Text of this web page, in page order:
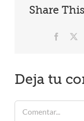
Share
Deja tu
Comentar